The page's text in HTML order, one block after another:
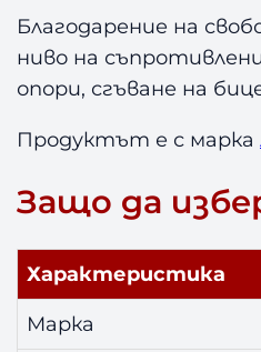
Благодарение на
ниво на
опори, сгъване на
Продуктът е с марка
Защо да
Характеристика
Марка